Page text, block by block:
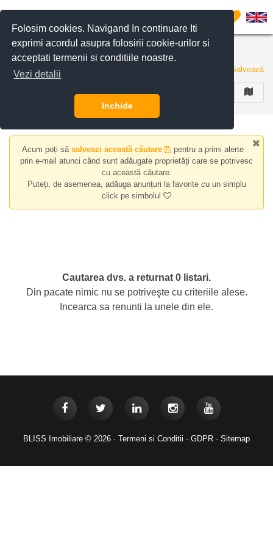
Folosim cookies. Navigand In continuare Iti
exprimi acordul asupra folosirii cookie-urilor si
acceptati termenii si conditiile noastre.
Vezi detalii
Inchide
0
Case/vile de inchiriat zona Clinceni
0 anunturi Salvează
FILTREAZA
Acum poți să salveazi această căutare
pentru a primi alerte
prin e-mail atunci când sunt adăugate proprietăţi care se potrivesc
cu această căutare.
Puteți, de asemenea, adăuga anunțuri la favorite cu un simplu
click pe simbolul
Cautarea dvs. a returnat 0 listari.
Din pacate nimic nu se potriveşte cu criteriile alese.
Incearca sa renunti la unele din ele.
BLISS Imobiliare © 2026 · Termeni si Conditii · GDPR · Sitemap